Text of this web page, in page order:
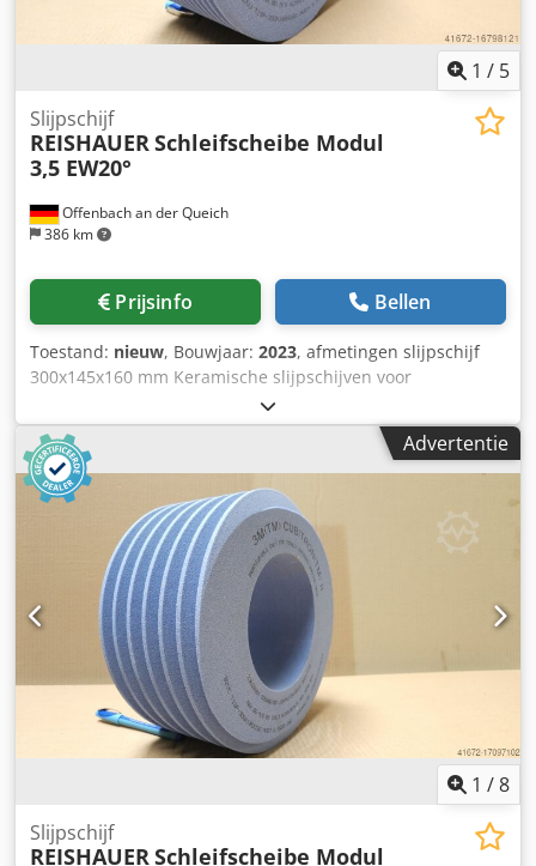
1 / 5
Offenbach an der Queich
386 km
Slijpschijf
REISHAUERSchleifscheibe Modul
3,5 EW20°
Prijsinfo Bellen
Toestand: nieuw, Bouwjaar: 2023, afmetingen slijpschijf
300x145x160 mm Keramische slijpschijven voor
tandflankslijpen - 145 mm breed Afmetingen volgens
machinetype Reishauer T1SP 300x145x160 M3.5 EW20°
3GG van 3M -Profileren volgens specificatiemodule m,
spoed gg, drukhoek EW Voordelen: - Het risico op
brandwonden door slijpen is bijna nul - Tot 50% kortere
slijptijden - 2 keer minder aankleedinspanning - Verdubbel
de levensduur van slijpschijven Chedpfx Ahouayqlo Dea -
Continue consistente slijpprestaties - Aanzienlijk hogere
slijpparameters dan standaardgereedschappen !! ALS
NIEUW!!
Advertentie
1 /8
Slijpschijf
REISHAUERSchleifscheibe Modul